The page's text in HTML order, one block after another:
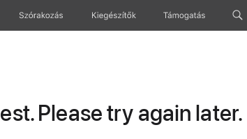
Szórakozás Kiegészítők Támogatás
Please try again later.